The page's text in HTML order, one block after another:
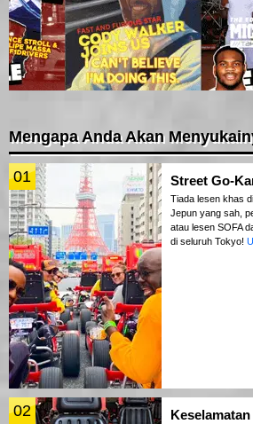
Mengapa Anda Akan
01 Street Go-
Tiada lesen khas
Jepun yang sah,
atau lesen SOFA
di seluruh Tokyo!
02